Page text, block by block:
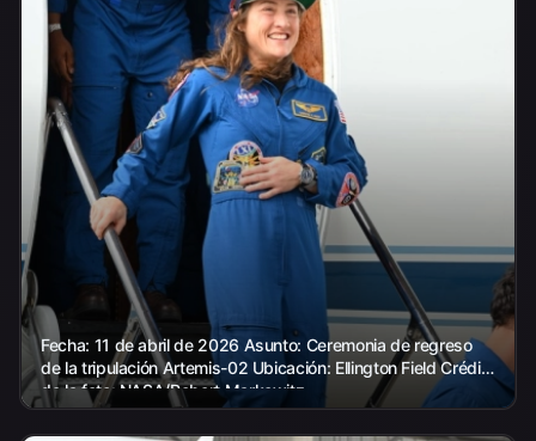
Fecha: 11 de abril de 2026 Asunto: Ceremonia de regreso
de la tripulación Artemis-02 Ubicación: Ellington Field Crédito
de la foto: NASA/Robert Markowitz